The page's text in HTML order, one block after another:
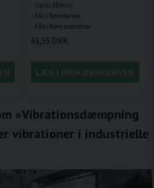
- Op til 38 mm
- Fås i flere farver
63,55 DKK
LÆG I INDKØBSKURVEN
»Vibrationsdæmpning
vibrationer i industrielle